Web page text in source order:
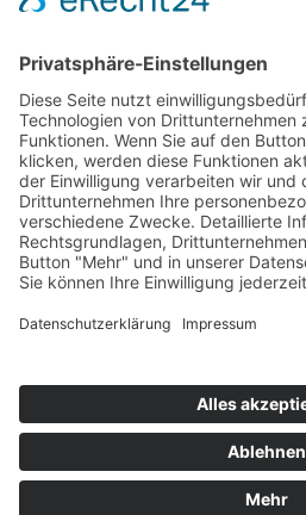
Passwort vergessen?
Angemeldet bleiben
Anmelden
Zum Inhalt springen
Vertrag
Werkzeugleiste öffnen